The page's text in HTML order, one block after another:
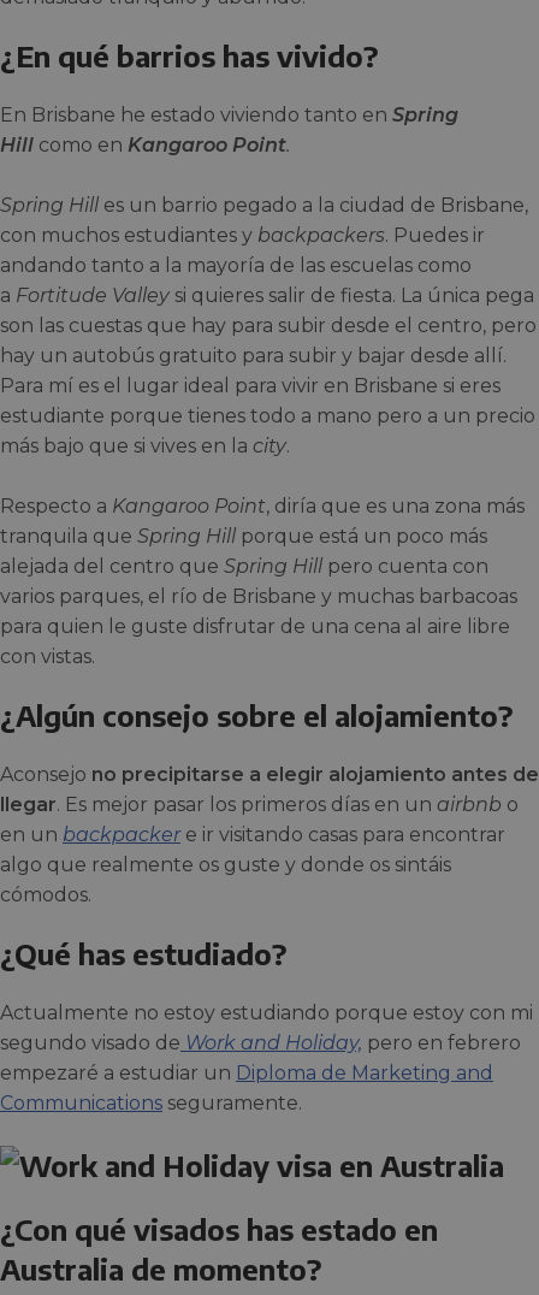
¿En qué barrios has vivido?
En Brisbane he estado viviendo tanto en Spring
Hill como en Kangaroo Point.
Spring Hill es un barrio pegado a la ciudad de Brisbane,
con muchos estudiantes y backpackers. Puedes ir
andando tanto a la mayoría de las escuelas como
a Fortitude Valley si quieres salir de fiesta. La única pega
son las cuestas que hay para subir desde el centro, pero
hay un autobús gratuito para subir y bajar desde allí.
Para mí es el lugar ideal para vivir en Brisbane si eres
estudiante porque tienes todo a mano pero a un precio
más bajo que si vives en la city.
Respecto a Kangaroo Point, diría que es una zona más
tranquila que Spring Hill porque está un poco más
alejada del centro que Spring Hill pero cuenta con
varios parques, el río de Brisbane y muchas barbacoas
para quien le guste disfrutar de una cena al aire libre
con vistas.
¿Algún consejo sobre el alojamiento?
Aconsejo no precipitarse a elegir alojamiento antes de
llegar. Es mejor pasar los primeros días en un airbnb o
en un backpackere ir visitando casas para encontrar
algo que realmente os guste y donde os sintáis
cómodos.
¿Qué has estudiado?
Actualmente no estoy estudiando porque estoy con mi
segundo visado de Work and Holiday, pero en febrero
empezaré a estudiar un Diploma de Marketing and
Communications seguramente.
¿Con qué visados has estado en
Australia de momento?